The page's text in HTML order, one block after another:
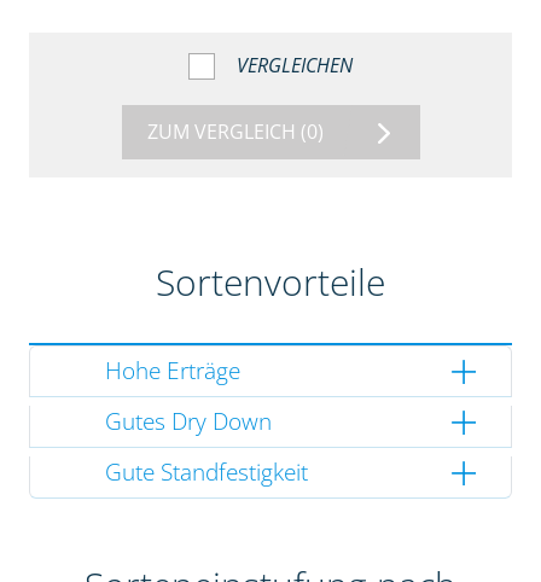
VERGLEICHEN
ZUM VERGLEICH (0)
Sortenvorteile
Hohe Erträge
Gutes Dry Down
Gute Standfestigkeit